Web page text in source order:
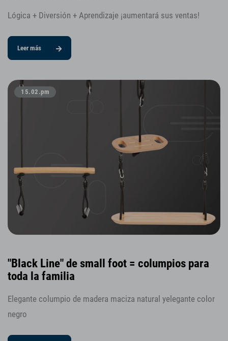
Lógica + Diversión + Aprendizaje ¡aumentará sus ventas!
Leer más
15.02.pm
"Black Line" de small foot = columpios para
toda la familia
Elegante columpio de madera maciza natural yelegante color
negro